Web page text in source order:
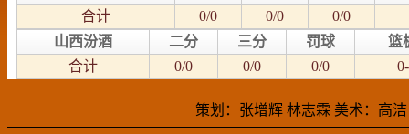
合计
0/0 0/0
0/0
山西汾酒
二分 三分 罚球
篮
合计
0/0 0/0 0/0
策划：张增辉 林志霖 美术：高